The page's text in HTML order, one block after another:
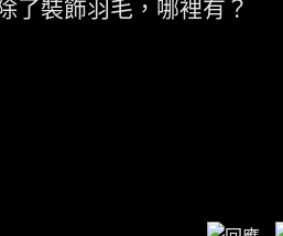
了裝飾羽毛，哪裡有？